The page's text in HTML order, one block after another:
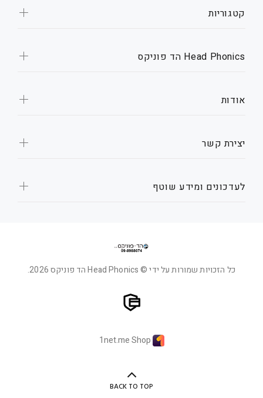
לעדכונים ומידע שוטף
קטגוריות
Head Phonics הד פוניקס
אודות
יצירת קשר
כל הזכויות שמורות על ידי © Head Phonics הד פוניקס 2026.
1net.me Shop
BACK TO TOP